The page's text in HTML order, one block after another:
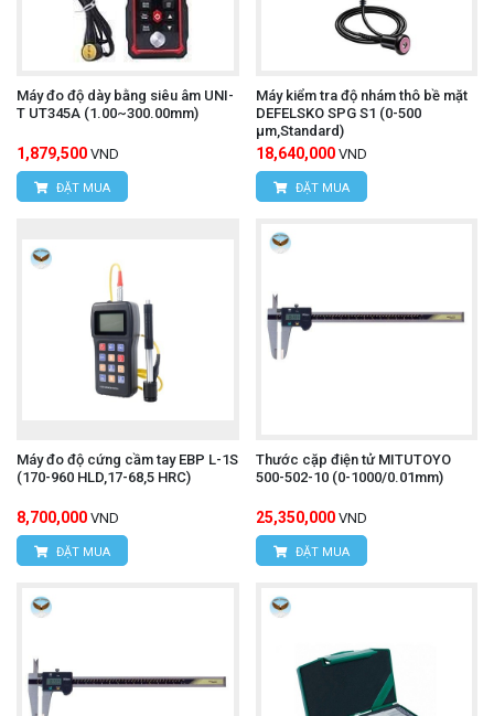
Máy đo độ dày bằng siêu âm UNI-
T UT345A (1.00~300.00mm)
1,879,500 VND
ĐẶT MUA
Máy kiểm tra độ nhám thô bề mặt
DEFELSKO SPG S1 (0-500
μm,Standard)
18,640,000 VND
ĐẶT MUA
Máy đo độ cứng cầm tay EBP L-1S
(170-960 HLD,17-68,5 HRC)
8,700,000 VND
ĐẶT MUA
Thước cặp điện tử MITUTOYO
500-502-10 (0-1000/0.01mm)
25,350,000 VND
ĐẶT MUA